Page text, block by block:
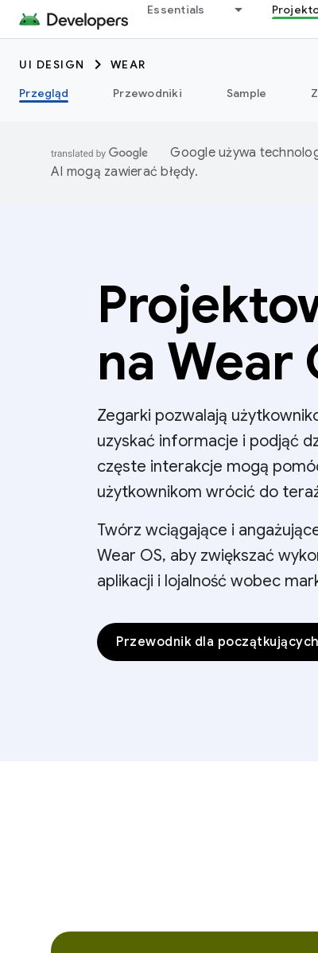
Essentials
UI DESIGN
WEAR
Przegląd
Przewodniki Sample
Google używa
AI mogą zawierać błędy.
na Wear
Zegarki pozwalają
uzyskać informacje i podjąć
częste interakcje mogą
użytkownikom wrócić do
Twórz wciągające i
Wear OS, aby zwiększać
aplikacji i lojalność wobec
Przewodnik dla początkujących